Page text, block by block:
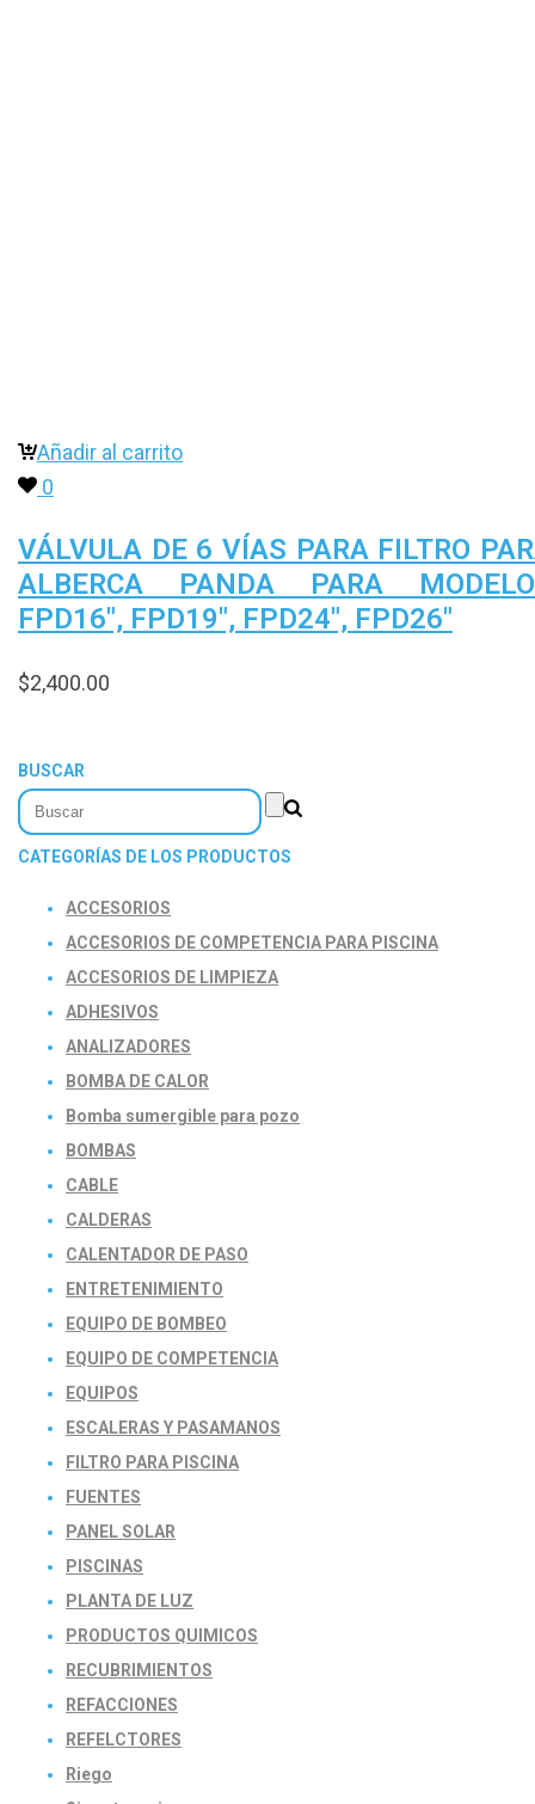
Añadir al carrito
0
VÁLVULA DE 6 VÍAS PARA FILTRO
ALBERCA PANDA PARA
FPD16″, FPD19″, FPD24″, FPD26″
$2,400.00
BUSCAR
CATEGORÍAS DE LOS PRODUCTOS
ACCESORIOS
ACCESORIOS DE COMPETENCIA PARA PISCINA
ACCESORIOS DE LIMPIEZA
ADHESIVOS
ANALIZADORES
BOMBA DE CALOR
Bomba sumergible para pozo
BOMBAS
CABLE
CALDERAS
CALENTADOR DE PASO
ENTRETENIMIENTO
EQUIPO DE BOMBEO
EQUIPO DE COMPETENCIA
EQUIPOS
ESCALERAS Y PASAMANOS
FILTRO PARA PISCINA
FUENTES
PANEL SOLAR
PISCINAS
PLANTA DE LUZ
PRODUCTOS QUIMICOS
RECUBRIMIENTOS
REFACCIONES
REFELCTORES
Riego